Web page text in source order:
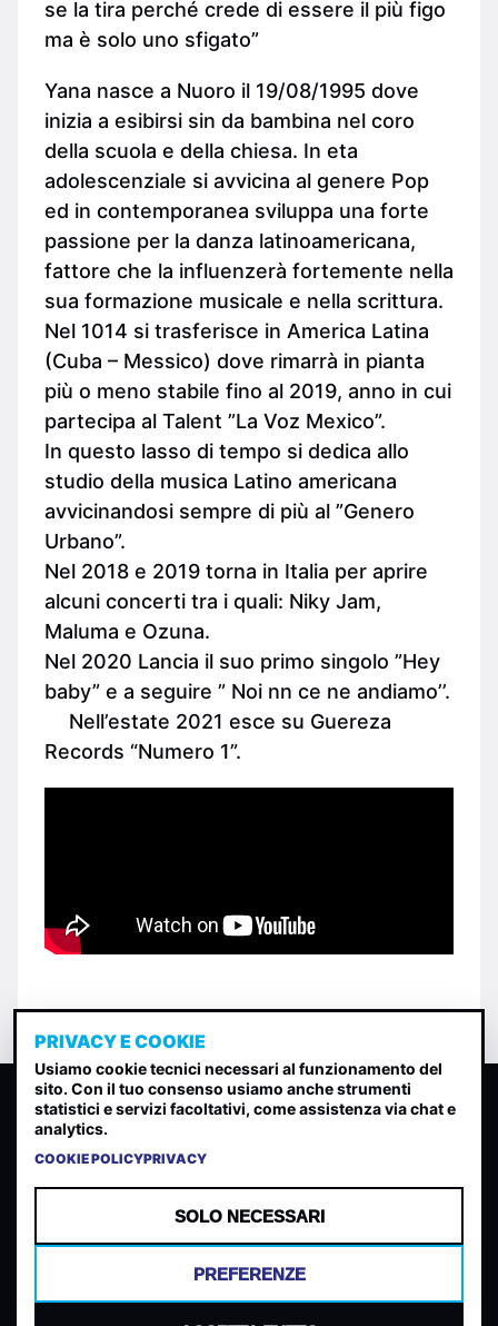
se la tira perché crede di essere il più figo
ma è solo uno sfigato”
Yana nasce a Nuoro il 19/08/1995 dove
inizia a esibirsi sin da bambina nel coro
della scuola e della chiesa. In eta
adolescenziale si avvicina al genere Pop
ed in contemporanea sviluppa una forte
passione per la danza latinoamericana,
fattore che la influenzerà fortemente nella
sua formazione musicale e nella scrittura.
Nel 1014 si trasferisce in America Latina
(Cuba – Messico) dove rimarrà in pianta
più o meno stabile fino al 2019, anno in cui
partecipa al Talent ”La Voz Mexico”.
In questo lasso di tempo si dedica allo
studio della musica Latino americana
avvicinandosi sempre di più al ”Genero
Urbano”.
Nel 2018 e 2019 torna in Italia per aprire
alcuni concerti tra i quali: Niky Jam,
Maluma e Ozuna.
Nel 2020 Lancia il suo primo singolo ”Hey
baby” e a seguire ” Noi nn ce ne andiamo’’.
Nell’estate 2021 esce su Guereza
Records “Numero 1”.
CLASSIFICA INDIE
Classifica per indice di gradimento generata dall analisi di
TERMINI E CONDIZIONI PRIVACY POLICY
COOKIES PREFERENZE COOKIES
PRIVACY E COOKIE
Usiamo cookie tecnici necessari al funzionamento del
sito. Con il tuo consenso usiamo anche strumenti
statistici e servizi facoltativi, come assistenza via chat e
analytics.
COOKIE POLICYPRIVACY
SOLO NECESSARI
PREFERENZE